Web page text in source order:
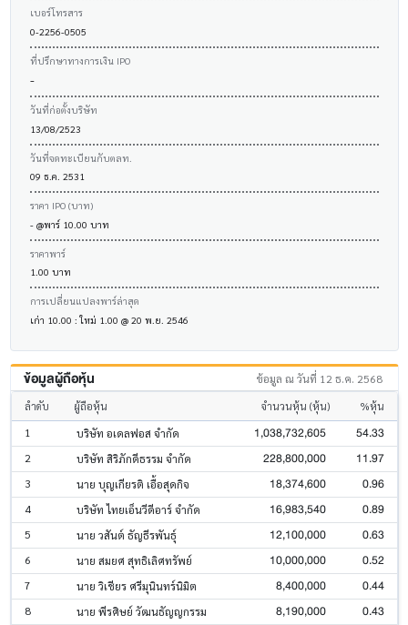
เบอร์โทรสาร
0-2256-0505
ที่ปรึกษาทางการเงิน IPO
-
วันที่ก่อตั้งบริษัท
13/08/2523
วันที่จดทะเบียนกับตลท.
09 ธ.ค. 2531
ราคา IPO (บาท)
- @พาร์ 10.00 บาท
ราคาพาร์
1.00 บาท
การเปลี่ยนแปลงพาร์ล่าสุด
เก่า 10.00 : ใหม่ 1.00 @ 20 พ.ย. 2546
ข้อมูลผู้ถือหุ้น ข้อมูล ณ วันที่ 12 ธ.ค. 2568
ลำดับ ผู้ถือหุ้น จำนวนหุ้น (หุ้น) %หุ้น
1 บริษัท อเดลฟอส จำกัด 1,038,732,605 54.33
2 บริษัท สิริภักดีธรรม จำกัด 228,800,000 11.97
3 นาย บุญเกียรติ เอื้อสุดกิจ 18,374,600 0.96
4 บริษัท ไทยเอ็นวีดีอาร์ จำกัด 16,983,540 0.89
5 นาย วสันต์ ธัญธีรพันธุ์ 12,100,000 0.63
6 นาย สมยศ สุทธิเลิศทรัพย์ 10,000,000 0.52
7 นาย วิเชียร ศรีมุนินทร์นิมิต 8,400,000 0.44
8 นาย พีรศิษย์ วัฒนธัญญกรรม 8,190,000 0.43